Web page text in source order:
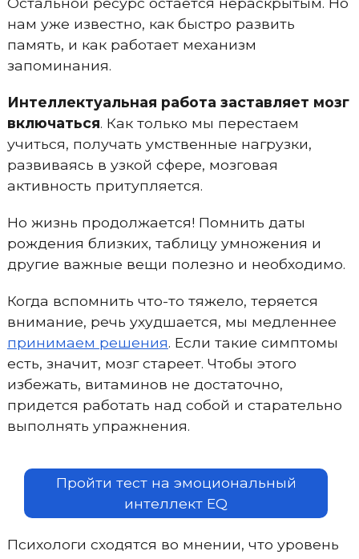
нам уже известно, как быстро развить
память, и как работает механизм
запоминания.
Интеллектуальная работа заставляет мозг
включаться. Как только мы перестаем
учиться, получать умственные нагрузки,
развиваясь в узкой сфере, мозговая
активность притупляется.
Но жизнь продолжается! Помнить даты
рождения близких, таблицу умножения и
другие важные вещи полезно и необходимо.
Когда вспомнить что-то тяжело, теряется
внимание, речь ухудшается, мы медленнее
принимаем решения. Если такие симптомы
есть, значит, мозг стареет. Чтобы этого
избежать, витаминов не достаточно,
придется работать над собой и старательно
выполнять упражнения.
Пройти тест на эмоциональный
интеллект EQ
Психологи сходятся во мнении, что уровень